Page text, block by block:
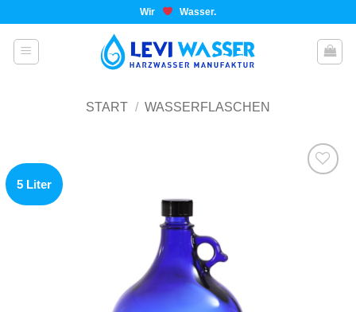
Wir Wasser.
START / WASSERFLASCHEN
5 Liter